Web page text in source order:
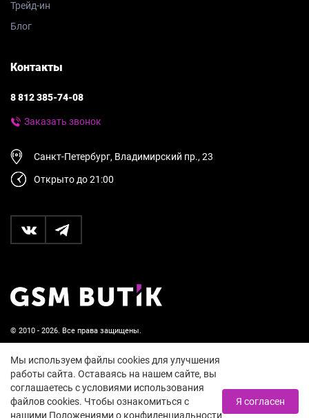
© 2010 - 2026. Все права защищены.
Пользовательское соглашение и политика
конфиденциальности
18+
Трейд-ин
Блог
Контакты
8 812 385-74-08
Заказать звонок
Санкт-Петербург, Владимирский пр., 23
Открыто до 21:00
Мы используем файлы cookies для улучшения
работы сайта. Оставаясь на нашем сайте, вы
соглашаетесь с условиями использования
файлов cookies. Чтобы ознакомиться с
нашими Положениями о конфиденциальности
Я согласен